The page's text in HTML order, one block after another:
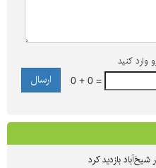
وارد کنید
0 + 0 =